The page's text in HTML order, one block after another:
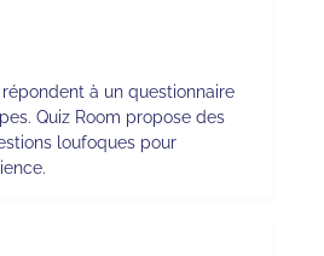
à un questionnaire
Quiz Room propose des
loufoques pour